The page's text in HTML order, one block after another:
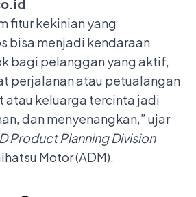
fitur kekinian yang
bisa menjadi kendaraan
bagi pelanggan yang aktif,
perjalanan atau petualangan
atau keluarga tercinta jadi
dan menyenangkan,” ujar
Product Planning Division
Motor (ADM).